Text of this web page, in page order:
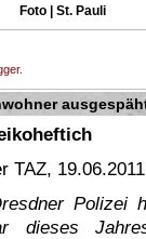
Foto | St. Pauli
TAZ,
Polizei
dieses